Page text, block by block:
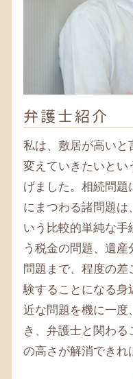
相続 藤沢市 弁護士
相続 寒川 税理士
遺言書 相模原 弁護
相続税 相模原 弁護
遺言書 茅ヶ崎 税理
遺言書 藤沢市 弁
相続税 茅ヶ崎 弁護
遺言書 平塚 税理
相続税 大和 弁護
弁護士紹介
私は、敷居が高いと
変えていきたいとい
げました。相続問
にまつわる諸問題は
いう比較的単純な手
う税金の問題、遺
問題まで、程度の
験することになる身
近な問題を機に一度
き、弁護士と関わ
の高さが解消できれ